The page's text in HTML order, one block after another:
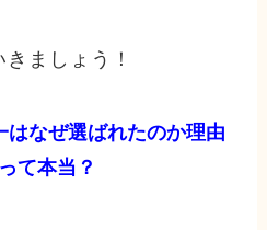
ましょう！
なぜ選ばれたのか理由
て本当？